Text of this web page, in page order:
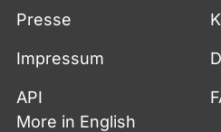
Presse
Impressum
API
More in English